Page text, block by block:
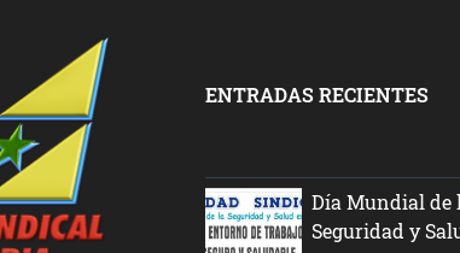
ENTRADAS RECIENTES
Día Mundial de
Seguridad y